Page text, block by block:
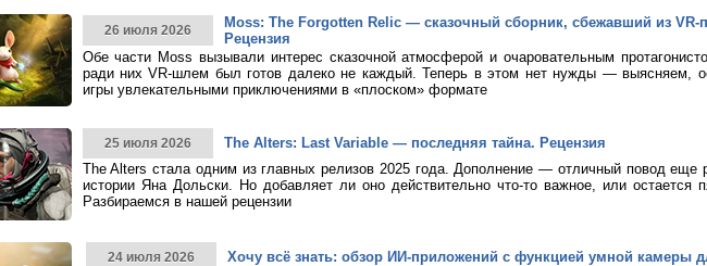
26 июля 2026
Moss: The Forgotten Relic — сказочный сборник, сбежавший из VR-
Рецензия
Обе части Moss вызывали интерес сказочной атмосферой и очаровательным
ради них VR-шлем был готов далеко не каждый. Теперь в этом нет нужды — выясняем,
игры увлекательными приключениями в «плоском» формате
25 июля 2026
The Alters: Last Variable — последняя тайна. Рецензия
The Alters стала одним из главных релизов 2025 года. Дополнение — отличный повод еще
истории Яна Дольски. Но добавляет ли оно действительно что-то важное, или остается
Разбираемся в нашей рецензии
24 июля 2026
Хочу всё знать: обзор ИИ-приложений с функцией умной камеры